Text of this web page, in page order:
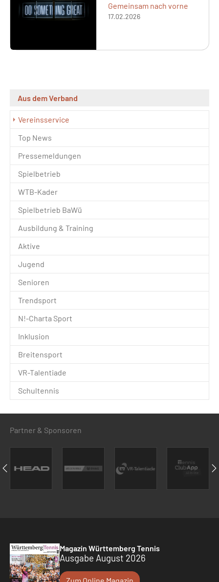
Gemeinsam nach vorne
17.02.2026
Aus dem Verband
Vereinsservice
Top News
Pressemeldungen
Spielbetrieb
WTB-Kader
Spielbetrieb BaWü
Ausbildung & Training
Aktive
Jugend
Senioren
Trendsport
N!-Charta Sport
Inklusion
Breitensport
VR-Talentiade
Schultennis
Partner & Sponsoren
Magazin Württemberg Tennis
Ausgabe August 2026